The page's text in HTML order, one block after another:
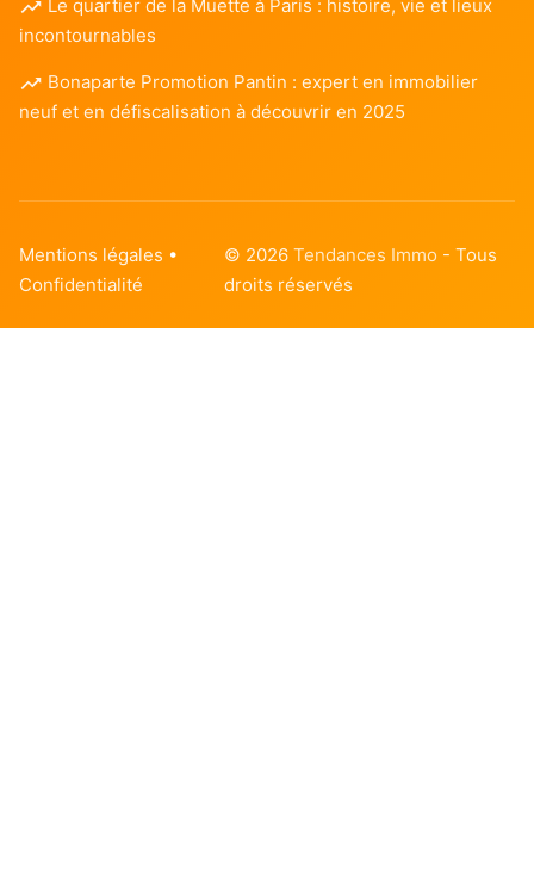
Le quartier de la Muette à Paris : histoire, vie et lieux
incontournables
Bonaparte Promotion Pantin : expert en immobilier
neuf et en défiscalisation à découvrir en 2025
Mentions légales •
Confidentialité
© 2026Tendances Immo - Tous
droits réservés